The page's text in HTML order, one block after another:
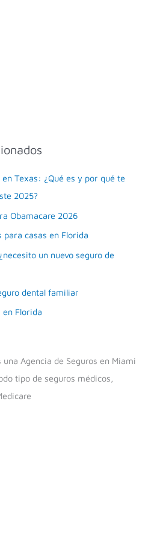
Texas: ¿Qué es y por qué te
2025?
Obamacare 2026
para casas en Florida
un nuevo seguro de
dental familiar
en Florida
Agencia de Seguros en Miami
tipo de seguros médicos,